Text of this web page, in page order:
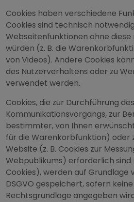
Cookies haben verschiedene
Cookies sind technisch
Webseitenfunktionen ohne
würden (z. B. die
von Videos). Andere Cookies
des Nutzerverhaltens oder zu
verwendet werden.
Cookies, die zur Durchführung
Kommunikationsvorgangs, zur
bestimmter, von Ihnen
für die Warenkorbfunktion) oder
Website (z. B. Cookies zur
Webpublikums) erforderlich sind
Cookies), werden auf Grundlage
DSGVO gespeichert, sofern
Rechtsgrundlage angegeben